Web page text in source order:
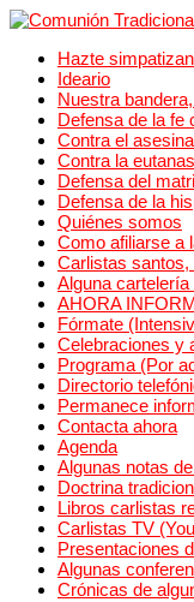
Hazte
Ideario
Nuestra
Defensa de la fe
Contra el
Contra la
Defensa del
Defensa de la
Quiénes somos
Como afiliarse a
Carlistas
Alguna
AHORA
Fórmate
Celebraciones y
Programa (Por
Directorio
Permanece
Contacta ahora
Agenda
Algunas notas
Doctrina
Libros carlistas
Carlistas TV
Presentaciones
Algunas
Crónicas de